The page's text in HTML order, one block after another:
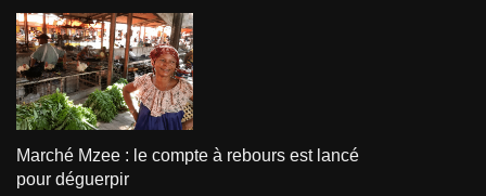
Marché Mzee : le compte à rebours est lancé
pour déguerpir